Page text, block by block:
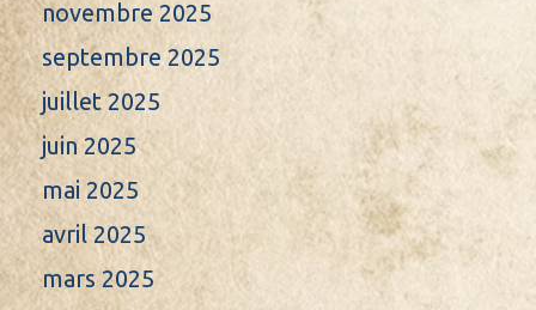
novembre 2025
septembre 2025
juillet 2025
juin 2025
mai 2025
avril 2025
mars 2025